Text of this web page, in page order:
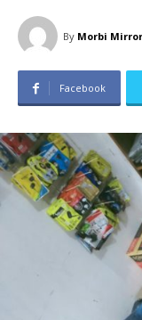
By Morbi Mirror
Facebook